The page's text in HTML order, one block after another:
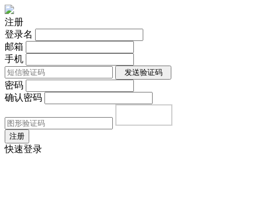
注册
登录名
邮箱
手机
发送验证码
密码
确认密码
注册
快速登录